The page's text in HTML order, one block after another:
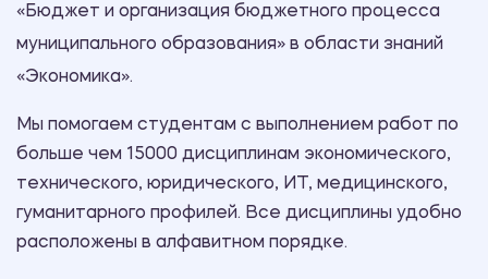
«Бюджет и организация бюджетного процесса
муниципального образования» в области знаний
«Экономика».
Мы помогаем студентам с выполнением работ по
больше чем 15000 дисциплинам экономического,
технического, юридического, ИТ, медицинского,
гуманитарного профилей. Все дисциплины удобно
расположены в алфавитном порядке.